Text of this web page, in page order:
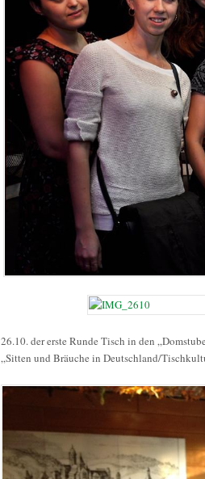
26.10. der erste Runde Tisch in den
„Sitten und Bräuche in Deutschland/